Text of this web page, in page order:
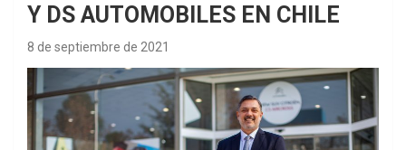
Y DS AUTOMOBILES EN CHILE
8 de septiembre de 2021